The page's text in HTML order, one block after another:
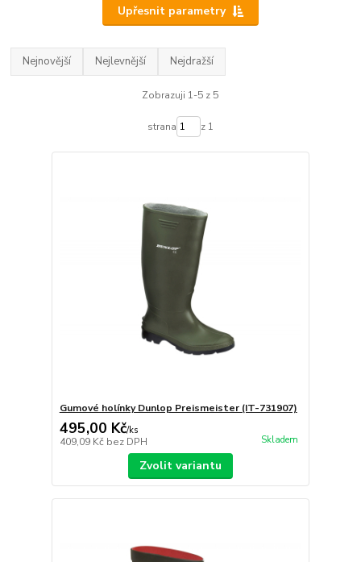
Upřesnit parametry
Nejnovější Nejlevnější Nejdražší
Zobrazuji 1-5 z 5
strana z 1
Gumové holínky Dunlop Preismeister (IT-731907)
495,00 Kč/ks
409,09 Kč bez DPH Skladem
Zvolit variantu